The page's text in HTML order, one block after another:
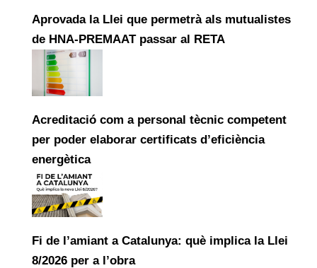
Aprovada la Llei que permetrà als mutualistes
de HNA-PREMAAT passar al RETA
Acreditació com a personal tècnic competent
per poder elaborar certificats d’eficiència
energètica
Fi de l’amiant a Catalunya: què implica la Llei
8/2026 per a l’obra